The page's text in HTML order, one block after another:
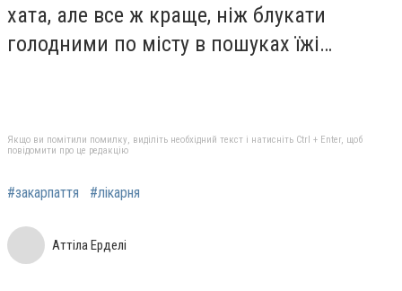
хата, але все ж краще, ніж блукати
голодними по місту в пошуках їжі…
Якщо ви помітили помилку, виділіть необхідний текст і натисніть Ctrl + Enter, щоб
повідомити про це редакцію
#закарпаття #лікарня
Аттіла Ерделі